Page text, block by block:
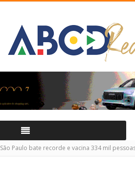
São Paulo bate recorde e vacina 334 mil